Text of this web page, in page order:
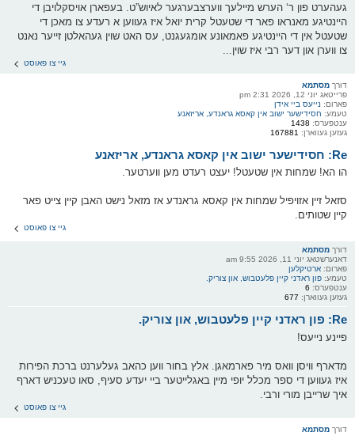
געהערט פון ר‘ הערש מיילעך ווערצבערגער לאיוש”ט. בעפארן אויסקלויבן די
היינטיגע מאנראו פאר די שטעטל קרית יואל איז געווען א רעדע צו מאכן די
שטעטל אין די היינטיגע פאמאונע אומגעגנט, עס האט שוין געהאלטן זייער נאנט
צו ווערן און דער רבי איז שוין...
גיי צו פאוסט
דורך מסתמא
פרייטאג יוני 12, 2026 2:31 pm
פארום: נייעס ביי אידן
טעמע: חסידישער ישוב אין קאסא גראנדע, אריזאנע
ענטפערס: 1438
געזען געווארן: 167881
Re: חסידישער ישוב אין קאסא גראנדע, אריזאנע
הו הא! שמחות אין שטעטל! יעצט רעדט מען ווערטער.
סזאל זיין אזויפיל שמחות אין קאסא גראנדע אז מזאל נישט האבן קיין צייט פאר
קיין שטותים.
גיי צו פאוסט
דורך מסתמא
דאנערשטאג יוני 11, 2026 9:55 am
פארום: ארטיקלען
טעמע: פון ראדני קיין פלעטבוש, און צוריק.
ענטפערס: 6
געזען געווארן: 677
Re: פון ראדני קיין פלעטבוש, און צוריק.
פיינע נייעס!
מדארף וויסן וואס מיר פארמאגן. אלץ בחור ווען כהאב געלערנט ברכת הפירות
איז געווען די ספר מכלל יופי מיין באגלייטער ביי יעדע סעיף, סאו טעכניש דארף
איך שרייבן מורי ורבי.
גיי צו פאוסט
דורך מסתמא